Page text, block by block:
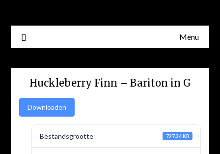
Menu
Huckleberry Finn – Bariton in G
Downloaden
Bestandsgrootte 727.34 KB